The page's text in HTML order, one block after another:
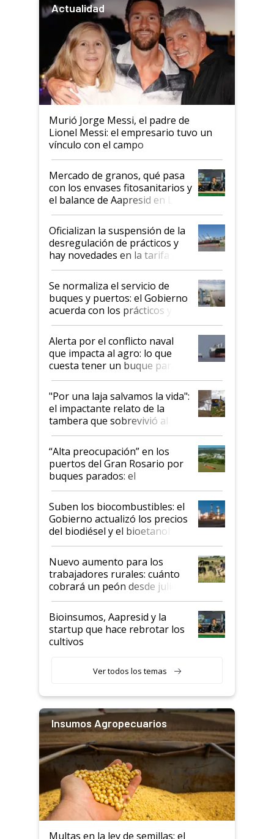
Actualidad
Murió Jorge Messi, el padre de
Lionel Messi: el empresario tuvo un
vínculo con el campo
Mercado de granos, qué pasa
con los envases fitosanitarios y
el balance de Aapresid en La
Posta
Oficializan la suspensión de la
desregulación de prácticos y
hay novedades en la tarifa de
la hidrovía
Se normaliza el servicio de
buques y puertos: el Gobierno
acuerda con los prácticos y
suspende el decreto de
desregulación
Alerta por el conflicto naval
que impacta al agro: lo que
cuesta tener un buque parado
y el peligro de que Argentina
pase a ser "país sucio"
"Por una laja salvamos la vida":
el impactante relato de la
tambera que sobrevivió al
tornado
“Alta preocupación” en los
puertos del Gran Rosario por
buques parados: el
funcionamiento de las
exportadoras en tensión tras
la medida de fuerza de los
prácticos
Suben los biocombustibles: el
Gobierno actualizó los precios
del biodiésel y el bioetanol
Nuevo aumento para los
trabajadores rurales: cuánto
cobrará un peón desde julio
Bioinsumos, Aapresid y la
startup que hace rebrotar los
cultivos
Ver todos los temas
Insumos Agropecuarios
Multas en la ley de semillas: el